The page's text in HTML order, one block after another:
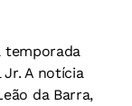
temporada
A notícia
da Barra,